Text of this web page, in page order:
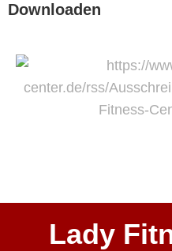
Downloaden
Lady